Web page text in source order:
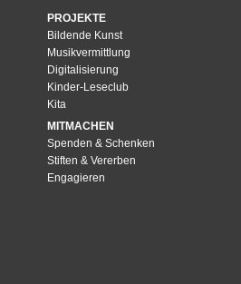
PROJEKTE
Bildende Kunst
Musikvermittlung
Digitalisierung
Kinder-Leseclub
Kita
MITMACHEN
Spenden & Schenken
Stiften & Vererben
Engagieren